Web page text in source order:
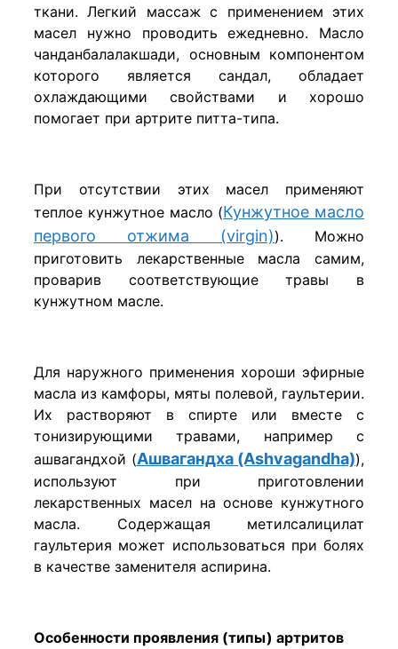
ткани. Легкий массаж с применением этих
масел нужно проводить ежедневно. Масло
чанданбалалакшади, основным компонентом
которого является сандал, обладает
охлаждающими свойствами и хорошо
помогает при артрите питта-типа.
При отсутствии этих масел применяют
теплое кунжутное масло (Кунжутное масло
первого отжима (virgin)). Можно
приготовить лекарственные масла самим,
проварив соответствующие травы в
кунжутном масле.
Для наружного применения хороши эфирные
масла из камфоры, мяты полевой, гаультерии.
Их растворяют в спирте или вместе с
тонизирующими травами, например с
ашвагандхой (Ашвагандха (Ashvagandha)),
используют при приготовлении
лекарственных масел на основе кунжутного
масла. Содержащая метилсалицилат
гаультерия может использоваться при болях
в качестве заменителя аспирина.
Особенности проявления (типы) артритов